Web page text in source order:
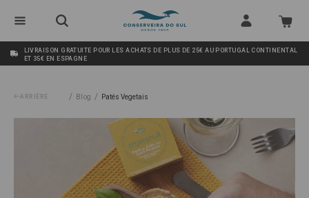
LIVRAISON GRATUITE POUR LES ACHATS DE PLUS DE 25€ AU PORTUGAL CONTINENTAL
ET 35€ EN ESPAGNE
ARRIÈRE / Blog / Patés Vegetais